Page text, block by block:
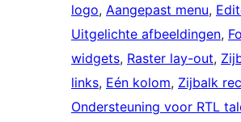
logo, Aangepast menu,
Uitgelichte afbeeldingen,
widgets, Raster lay-out,
links, Eén kolom, Zijbalk
Ondersteuning voor RTL